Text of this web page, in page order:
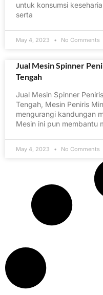
untuk konsumsi
serta
May 4, 2023 No Comments
Jual Mesin Spinner
Tengah
Jual Mesin Spinner
Tengah, Mesin Peniris
mengurangi kandungan
Mesin ini pun membantu
May 4, 2023 No Comments